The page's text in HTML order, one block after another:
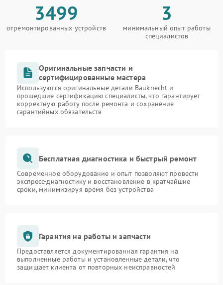
3499
отремонтированных устройств
3
минимальный опыт работы
специалистов
Оригинальные запчасти и
сертифицированные мастера
Используются оригинальные детали Bauknecht и
прошедшие сертификацию специалисты, что гарантирует
корректную работу после ремонта и сохранение
гарантийных обязательств
Бесплатная диагностика и быстрый ремонт
Современное оборудование и опыт позволяют провести
экспресс-диагностику и восстановление в кратчайшие
сроки, минимизируя время без устройства
Гарантия на работы и запчасти
Предоставляется документированная гарантия на
выполненные работы и установленные детали, что
защищает клиента от повторных неисправностей